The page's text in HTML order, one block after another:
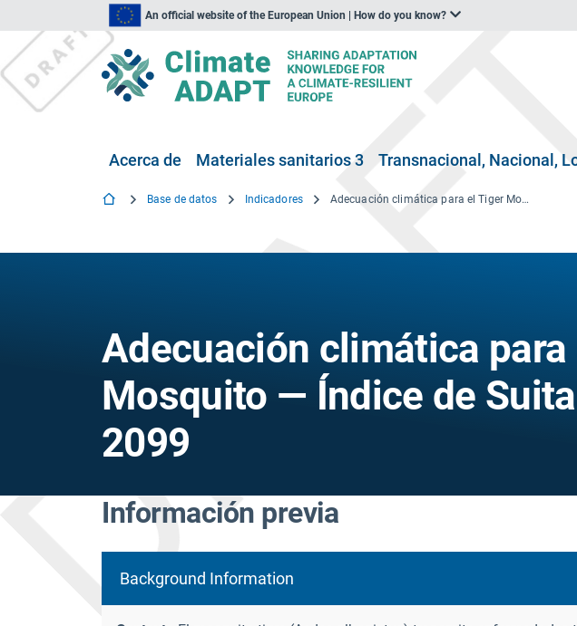
An official website of the European Union | How do you know?
Acerca de Materiales sanitarios 3 Transnacional, Nacional,
Base de datos Indicadores Adecuación climática para el Tiger Mosquito — Índice de Suitabilidad, 1971-2099
Adecuación climática para
Mosquito — Índice de
2099
Información previa
Background Information